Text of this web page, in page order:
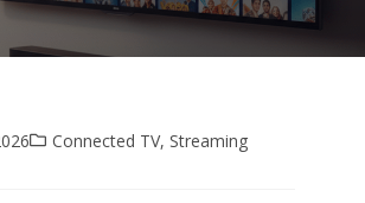
Connected TV, Streaming